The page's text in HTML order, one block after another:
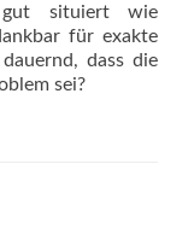
gut situiert wie
für exakte
dass die
sei?